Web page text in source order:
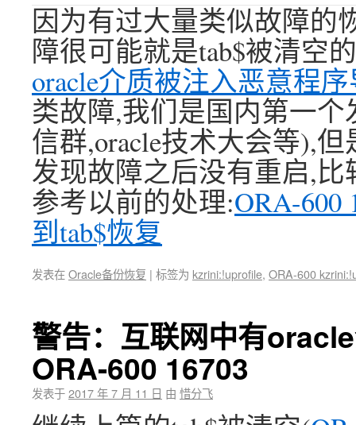
因为有过大量类似故障的
障很可能就是tab$被清空
oracle介质被注入恶意程
类故障,我们是国内第一
信群,oracle技术大会等),
发现故障之后没有重启,
参考以前的处理:ORA-600
到tab$恢复
发表在Oracle备份恢复 | 标签为 kzrini:!uprofile, ORA-600
警告：互联网中有
ORA-600 16703
发表于2017 年 7 月 11 日 由 惜分飞